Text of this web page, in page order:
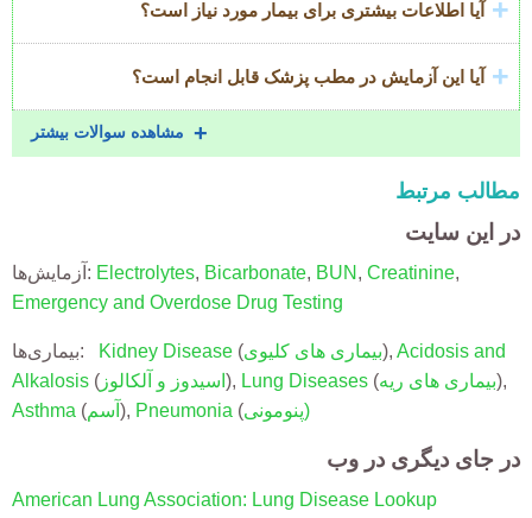
آیا اطلاعات بیشتری برای بیمار مورد نیاز است؟
آیا این آزمایش در مطب پزشک قابل انجام است؟
مشاهده سوالات بیشتر
مطالب مرتبط
در این سایت
آزمایش‌ها: Electrolytes, Bicarbonate, BUN , Creatinine,
Emergency and Overdose Drug Testing
بیماری‌ها: Kidney Disease (بیماری های کلیوی), Acidosis and
Alkalosis ( اسیدوز و آلکالوز ), Lung Diseases (بیماری های ریه),
Asthma (آسم ), Pneumonia ( پنومونی)
در جای دیگری در وب
American Lung Association: Lung Disease Lookup